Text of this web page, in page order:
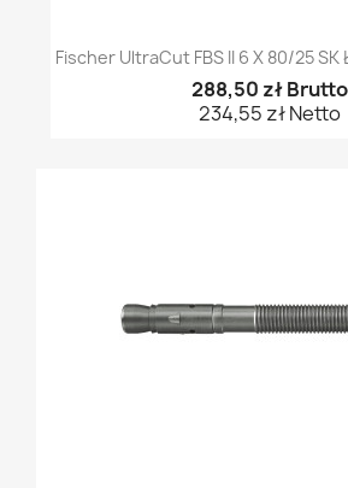
Fischer UltraCut FBS II 6 X 80/25
288,50 zł Brutto
234,55 zł Netto